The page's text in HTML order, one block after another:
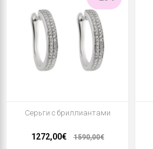
Серьги с бриллиантами
1272,00€ 1590,00€